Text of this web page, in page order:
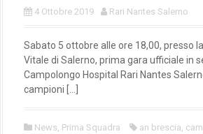
4 Ottobre 2019 Rari Nantes Salerno
Sabato 5 ottobre alle ore 18,00, presso
Vitale di Salerno, prima gara ufficiale in
Campolongo Hospital Rari Nantes
campioni […]
News, Prima Squadra an brescia,